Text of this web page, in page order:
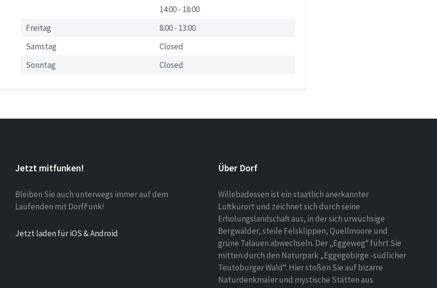
14:00- 18:00
Freitag
8:00- 13:00
Samstag
Closed
Sonntag
Closed
Jetzt mitfunken!
Bleiben Sie auch unterwegs immer auf dem
Laufenden mit DorfFunk!
Jetzt laden für iOS & Android
Über Dorf
Willebadessen ist ein staatlich anerkannter
Luftkurort und zeichnet sich durch seine
Erholungslandschaft aus, in der sich urwüchsige
Bergwälder, steile Felsklippen, Quellmoore und
grüne Talauen abwechseln. Der „Eggeweg“ führt Sie
mitten durch den Naturpark „Eggegebirge -südlicher
Teutoburger Wald“. Hier stoßen Sie auf bizarre
Naturdenkmäler und mystische Stätten aus